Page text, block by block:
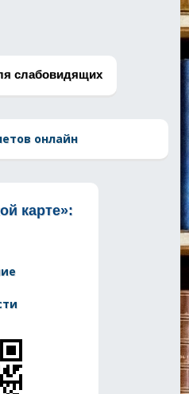
слабовидящих
онлайн
карте»: